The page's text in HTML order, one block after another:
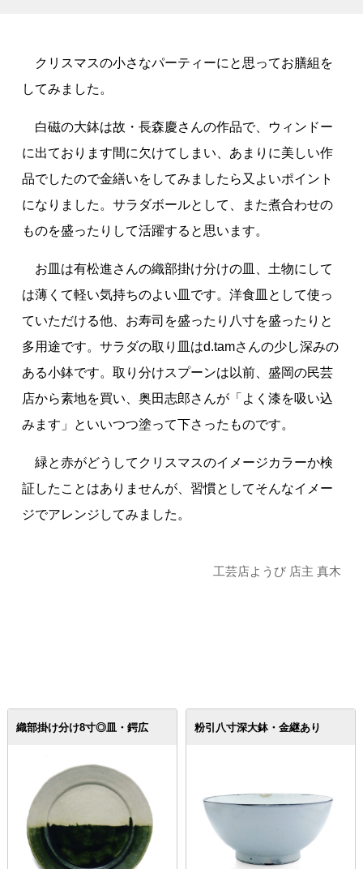
クリスマスの小さなパーティーにと思ってお膳組を
してみました。
白磁の大鉢は故・長森慶さんの作品で、ウィンドー
に出ております間に欠けてしまい、あまりに美しい作
品でしたので金繕いをしてみましたら又よいポイント
になりました。サラダボールとして、また煮合わせの
ものを盛ったりして活躍すると思います。
お皿は有松進さんの織部掛け分けの皿、土物にして
は薄くて軽い気持ちのよい皿です。洋食皿として使っ
ていただける他、お寿司を盛ったり八寸を盛ったりと
多用途です。サラダの取り皿はd.tamさんの少し深みの
ある小鉢です。取り分けスプーンは以前、盛岡の民芸
店から素地を買い、奥田志郎さんが「よく漆を吸い込
みます」といいつつ塗って下さったものです。
緑と赤がどうしてクリスマスのイメージカラーか検
証したことはありませんが、習慣としてそんなイメー
ジでアレンジしてみました。
工芸店ようび 店主 真木
織部掛け分け8寸◎皿・鍔広 粉引八寸深大鉢・金継あり